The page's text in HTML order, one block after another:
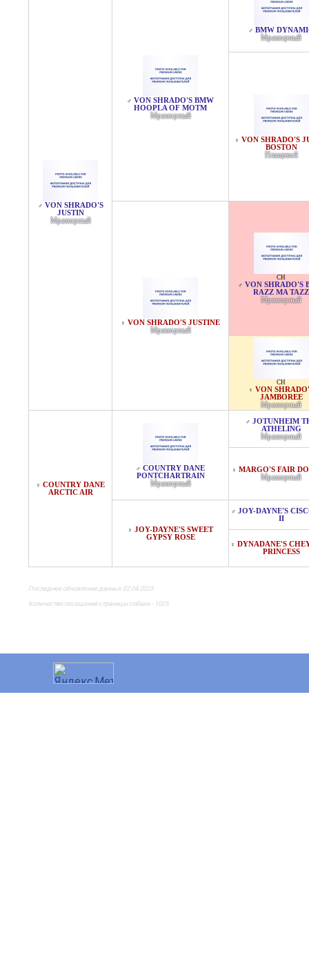
♂ VON SHRADO'S
JUSTIN
Мраморный
♂ VON SHRADO'S BMW
HOOPLA OF MOTM
Мраморный
♂ BMW
Мраморный
♀ VON SHRADO'S
BOSTON
Плащевой
♀ VON SHRADO'S JUSTINE
Мраморный
CH
♂ VON SHRADO'S
RAZZ MA TAZZ
Мраморный
CH
♀ VON
JAMBOREE
Мраморный
♀ COUNTRY DANE
ARCTIC AIR
♂ COUNTRY DANE
PONTCHARTRAIN
Мраморный
♂ JOTUNHEIM
ATHELING
Мраморный
♀ MARGO'S FAIR
Мраморный
♀ JOY-DAYNE'S SWEET
GYPSY ROSE
♂ JOY-DAYNE'S
II
♀ DYNADANE'S
PRINCESS
Последнее обновление данных 02.04.2023
Количество посещений страницы собаки - 1025